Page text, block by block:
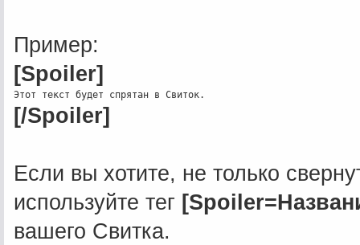
Пример:
[Spoiler]
[/Spoiler]
Если вы хотите, не только
используйте тег
вашего Свитка.